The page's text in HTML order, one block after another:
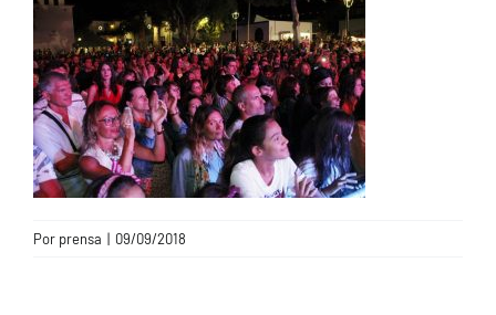
CONTACTO
Por prensa | 09/09/2018